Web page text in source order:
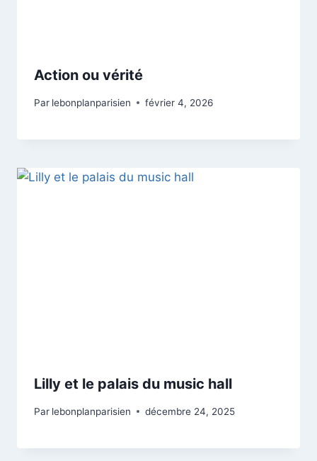
Action ou vérité
Par lebonplanparisien février 4, 2026
Lilly et le palais du music hall
Par lebonplanparisien décembre 24, 2025